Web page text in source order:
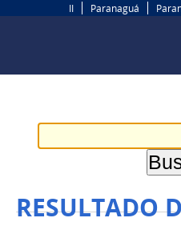
II
Paranaguá
RESULTADO